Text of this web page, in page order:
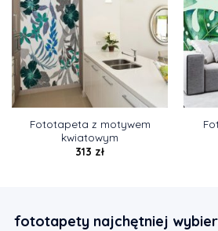
Fototapeta z motywem
kwiatowym
313 zł
fototapety najchętniej